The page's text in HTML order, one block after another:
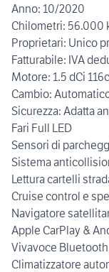
Anno: 10/2020
Chilometri: 56.000
Proprietari: Unico
Fatturabile: IVA
Motore: 1.5 dCi
Cambio:
Sicurezza: Adatta
Fari Full LED
Sensori di
Sistema
Lettura cartelli
Cruise control e
Navigatore
Apple CarPlay &
Vivavoce
Climatizzatore